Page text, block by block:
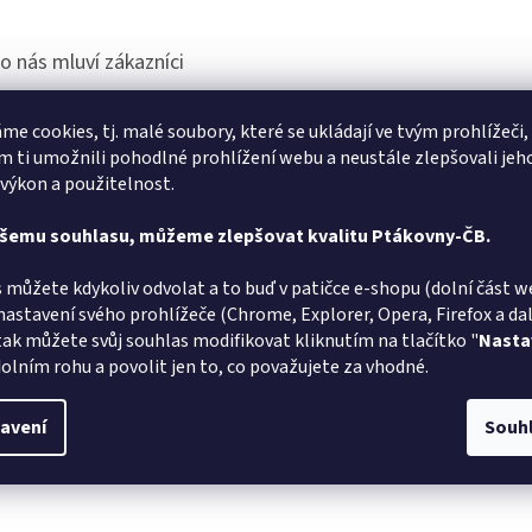
cookies, tj. malé soubory, které se ukládají ve tvým prohlížeči,
ti umožnili pohodlné prohlížení webu a neustále zlepšovali
a použitelnost.
souhlasu, můžeme zlepšovat kvalitu Ptákovny-ČB.
můžete kdykoliv odvolat a to buď v patičce e-shopu (dolní část
svého prohlížeče (Chrome, Explorer, Opera, Firefox a
můžete svůj souhlas modifikovat kliknutím na tlačítko "
rohu a povolit jen to, co považujete za vhodné.
Georgia Siderasová
Hodnocení obchodu je 5 z 5 hvězdiček.
8.8.2026
PK
Hodnocení obchodu je 5 z 5 hvězdiček.
6.8.2026
doručení
AT
Vše v